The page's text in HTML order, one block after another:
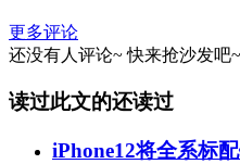
更多评论
还没有人评论~ 快来抢沙发吧~
读过此文的还读过
iPhone12将全系标